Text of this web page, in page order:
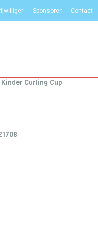
Sponsoren Contact
Kinder Curling Cup